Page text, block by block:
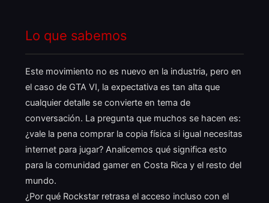
Lo que sabemos
Este movimiento no es nuevo en la industria, pero en
el caso de GTA VI, la expectativa es tan alta que
cualquier detalle se convierte en tema de
conversación. La pregunta que muchos se hacen es:
¿vale la pena comprar la copia física si igual necesitas
internet para jugar? Analicemos qué significa esto
para la comunidad gamer en Costa Rica y el resto del
mundo.
¿Por qué Rockstar retrasa el acceso incluso con el